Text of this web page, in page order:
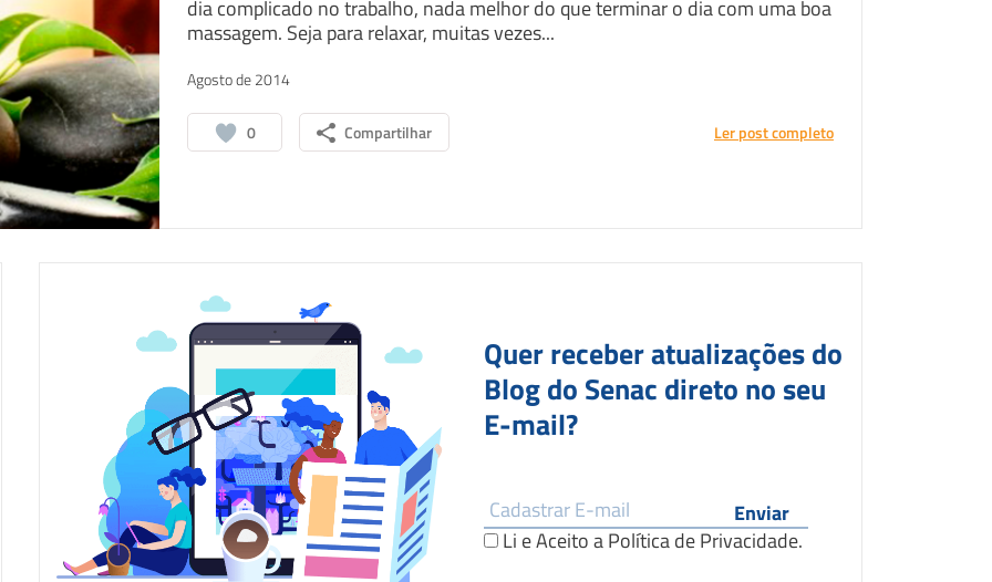
dia complicado no trabalho, nada melhor do que terminar o dia com uma boa
massagem. Seja para relaxar, muitas vezes...
Agosto de 2014
0 Compartilhar Ler post completo
Quer receber atualizações do
Blog do Senac direto no seu
E-mail?
Li e Aceito aPolítica de Privacidade.